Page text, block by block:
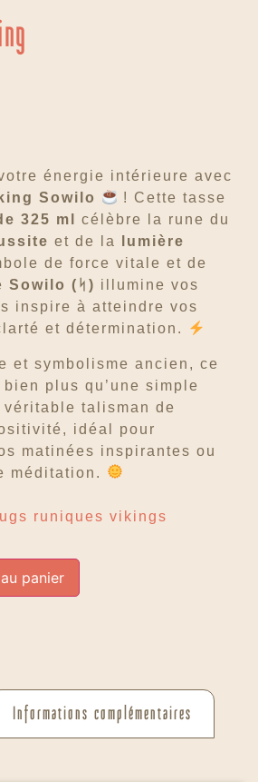
énergie intérieure avec
Sowilo
! Cette tasse
325 ml
célèbre la rune du
et de la
lumière
de force vitale et de
Sowilo (ᛋ) illumine vos
inspire à atteindre vos
et détermination.
et symbolisme ancien, ce
bien plus qu’une simple
véritable talisman de
idéal pour
matinées inspirantes ou
méditation.
runiques vikings
panier
Informations complémentaires